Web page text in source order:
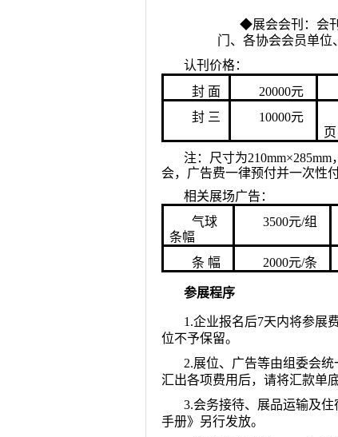
◆展会会刊：会
门、各协会会员单位
认刊价格：
封 面
20000元
封 三
10000元
页
注：尺寸为
会，广告费一律预付并一次性付
相关展场广告：
气球
条幅
3500元/组
条 幅 2000元/条
参展程序
1.企业报名后7天内将参展
位不予保留。
2.展位、广告等由组委会
汇出各项费用后，请将汇款单
3.会务接待、展品运输及
手册》另行发放。